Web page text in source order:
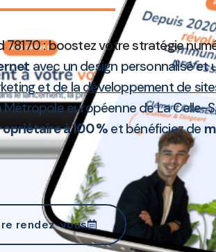
: boostez votre stratégie
avec un design personnalisé
et de la développement de
européenne de La Celle-
à 100 % et bénéficiez de
rendez-vous